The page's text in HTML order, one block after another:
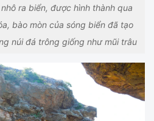
ra biển, được hình thành qua
bào mòn của sóng biển đã tạo
núi đá trông giống như mũi trâu